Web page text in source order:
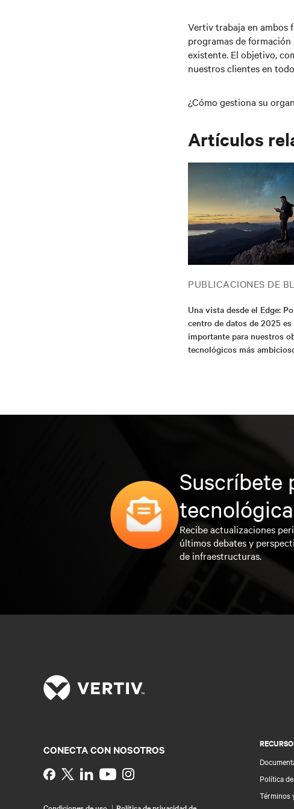
Vertiv trabaja en ambos
programas de
existente. El objetivo,
nuestros clientes en
¿Cómo gestiona su
Artículos
PUBLICACIONES DE
Una vista desde el Edge:
centro de datos de 2025 es
importante para nuestros
tecnológicos más
Suscríbete
Recibe actualizaciones
últimos debates y
de infraestructuras.
Política
Términos
CONECTA CON NOSOTROS
Instagram